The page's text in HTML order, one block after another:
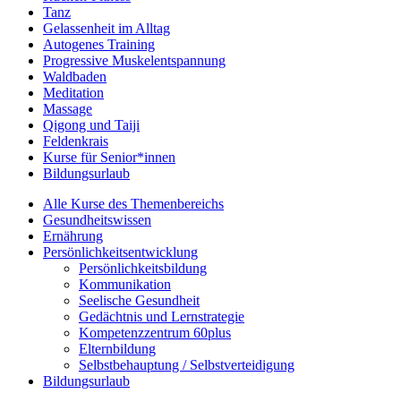
Tanz
Gelassenheit im Alltag
Autogenes Training
Progressive Muskelentspannung
Waldbaden
Meditation
Massage
Qigong und Taiji
Feldenkrais
Kurse für Senior*innen
Bildungsurlaub
Alle Kurse des Themenbereichs
Gesundheitswissen
Ernährung
Persönlichkeitsentwicklung
Persönlichkeitsbildung
Kommunikation
Seelische Gesundheit
Gedächtnis und Lernstrategie
Kompetenzzentrum 60plus
Elternbildung
Selbstbehauptung / Selbstverteidigung
Bildungsurlaub